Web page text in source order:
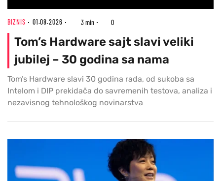
BIZNIS 01.08.2026 3 min 0
Tom’s Hardware sajt slavi veliki
jubilej – 30 godina sa nama
Tom’s Hardware slavi 30 godina rada, od sukoba sa
Intelom i DIP prekidača do savremenih testova, analiza i
nezavisnog tehnološkog novinarstva